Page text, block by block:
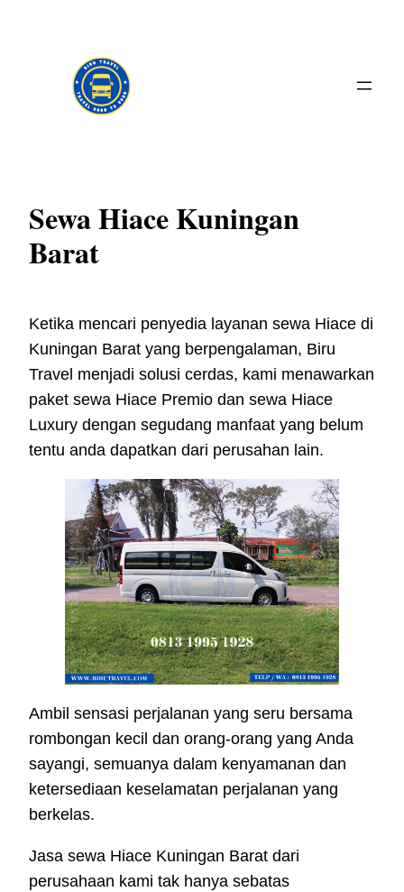
Sewa Hiace Kuningan
Barat
Ketika mencari penyedia layanan sewa Hiace di
Kuningan Barat yang berpengalaman, Biru
Travel menjadi solusi cerdas, kami menawarkan
paket sewa Hiace Premio dan sewa Hiace
Luxury dengan segudang manfaat yang belum
tentu anda dapatkan dari perusahan lain.
Ambil sensasi perjalanan yang seru bersama
rombongan kecil dan orang-orang yang Anda
sayangi, semuanya dalam kenyamanan dan
ketersediaan keselamatan perjalanan yang
berkelas.
Jasa sewa Hiace Kuningan Barat dari
perusahaan kami tak hanya sebatas